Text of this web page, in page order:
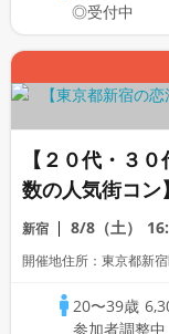
◎受付中
【２０代・３
数の人気街コン
♪名物！ザンギ
付飲み放題】【
新宿 8/8（土）
開催地住所：東京都新
20〜39歳
参加者調整中